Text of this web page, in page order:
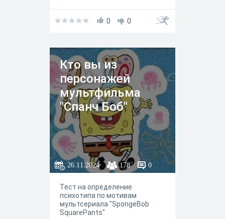
избранные
являетесь профессионалом в
какой-либо сфере
взаимодействия с людьми,
вам будет интересно увидеть,
в какой степени у вас
сформировалась
психологическая защита в
форме эмоционального
выгорания
0 0
Кто вы из
персонажей
мультфильма
"Спанч Боб"
26.11.2024 178 0
Тест на определение
психотипа по мотивам
мультсериала "SpongeBob
SquarePants"